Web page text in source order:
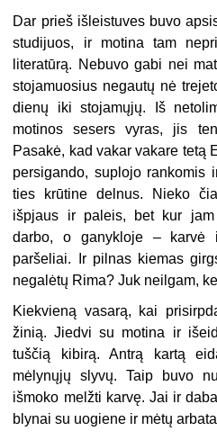
Dar prieš išleistuves buvo
studijuos, ir motina tam
literatūrą. Nebuvo gabi nei
stojamuosius negautų nė
dienų iki stojamųjų. Iš
motinos sesers vyras, jis
Pasakė, kad vakar vakare tetą
persigando, suplojo rankomis
ties krūtine delnus. Nieko
išpjaus ir paleis, bet kur
darbo, o ganykloje –
paršeliai. Ir pilnas kiemas
negalėtų Rima? Juk neilgam,
Kiekvieną vasarą, kai
žinią. Jiedvi su motina ir
tuščią kibirą. Antrą kartą
mėlynųjų slyvų. Taip buvo
išmoko melžti karvę. Jai ir
blynai su uogiene ir mėtų